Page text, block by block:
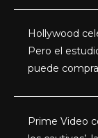
Hollywood
Pero el
puede
Prime Video